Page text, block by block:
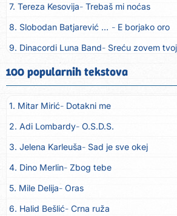
7. Tereza Kesovija Trebaš mi noćas
8. Slobodan Batjarević Čobe E borjako oro
9. Dinacordi Luna Band Sreću zovem tvojim imenom (feat.
10. Dinacordi Luna Band Tamburaši (feat. Kristina
11. Dinacordi Luna Band Tvoja šutnja (feat.
12. Tamara Brusić Neću kuhat´, neću prat´
13. Grupa TNT Rijeka Via Roma, nikad
14. Zaim Imamović Kada moja mladost
15. Azra Husarkić Do zadnje kapi
16. Dinacordi Luna Band
17. Pet za 5 Pozdravi mi Stubicu
100 popularnih tekstova
1. Mitar Mirić Dotakni me
2. Adi Lombardy O.S.D.S.
3. Jelena Karleuša Sad je sve okej
4. Dino Merlin Zbog tebe
5. Mile Delija Oras
6. Halid Bešlić Crna ruža